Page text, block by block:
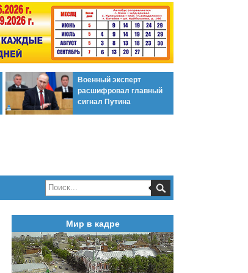
Военный эксперт
расшифровал главный
сигнал Путина
Мир в кадре